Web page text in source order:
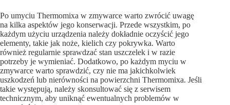
Po umyciu Thermomixa w zmywarce warto zwrócić uwagę
na kilka aspektów jego konserwacji. Przede wszystkim, po
każdym użyciu urządzenia należy dokładnie oczyścić jego
elementy, takie jak noże, kielich czy pokrywka. Warto
również regularnie sprawdzać stan uszczelek i w razie
potrzeby je wymieniać. Dodatkowo, po każdym myciu w
zmywarce warto sprawdzić, czy nie ma jakichkolwiek
uszkodzeń lub nierówności na powierzchni Thermomixa. Jeśli
takie występują, należy skonsultować się z serwisem
technicznym, aby uniknąć ewentualnych problemów w